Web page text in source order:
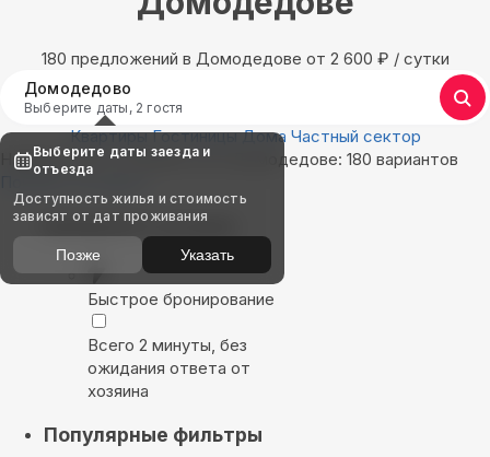
180 предложений в Домодедове oт 2 600 ₽ / сутки
Домодедово
Выберите даты, 2 гостя
Квартиры Гостиницы Дома Частный сектор
Найдём, где остановиться в Домодедове: 180 вариантов
Показать на карте
Выбирайте лучшее
Быстрое бронирование
Всего 2 минуты, без
ожидания ответа от
хозяина
Популярные фильтры
Выберите даты заезда и
отъезда
Доступность жилья и стоимость
зависят от дат проживания
Позже Указать